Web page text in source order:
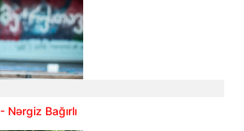
- Nərgiz Bağırlı